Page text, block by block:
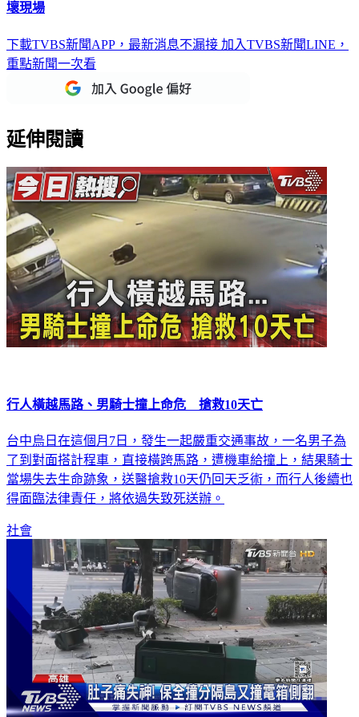
壞現場
下載TVBS新聞APP，最新消息不漏接 加入TVBS新聞LINE，
重點新聞一次看
延伸閱讀
行人橫越馬路、男騎士撞上命危 搶救10天亡
台中烏日在這個月7日，發生一起嚴重交通事故，一名男子為
了到對面搭計程車，直接橫跨馬路，遭機車給撞上，結果騎士
當場失去生命跡象，送醫搶救10天仍回天乏術，而行人後續也
得面臨法律責任，將依過失致死送辦。
社會